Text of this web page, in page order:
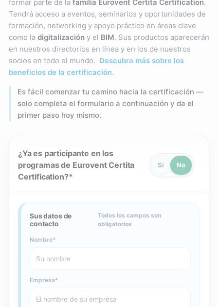
formar parte de la familia Eurovent Certita Certification.
Tendrá acceso a eventos, seminarios y oportunidades de
formación, networking y apoyo práctico en áreas clave
como la digitalización y el BIM. Sus productos aparecerán
en nuestros directorios en línea y en los de nuestros
socios en todo el mundo. Descubra más sobre los
beneficios de la certificación.
Es fácil comenzar tu camino hacia la certificación —
solo completa el formulario a continuación y da el
primer paso hoy mismo.
¿Ya es participante en los
programas de Eurovent Certita
Certification?
Sí No
Sus datos de
contacto
Todos los campos son
obligatorios
Nombre
Empresa